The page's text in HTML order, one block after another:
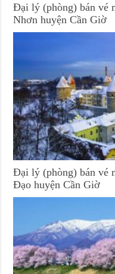
Đại lý (phòng) bán vé
Nhơn huyện Cần Giờ
Đại lý (phòng) bán vé
Đạo huyện Cần Giờ